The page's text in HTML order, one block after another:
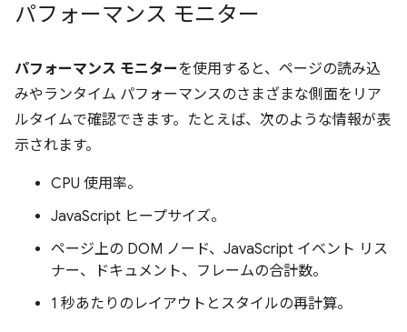
パフォーマンス モニター
パフォーマンス モニターを使用すると、ページの読み込
みやランタイム パフォーマンスのさまざまな側面をリア
ルタイムで確認できます。たとえば、次のような情報が表
示されます。
CPU 使用率。
JavaScript ヒープサイズ。
ページ上の DOM ノード、JavaScript イベント リス
ナー、ドキュメント、フレームの合計数。
1 秒あたりのレイアウトとスタイルの再計算。